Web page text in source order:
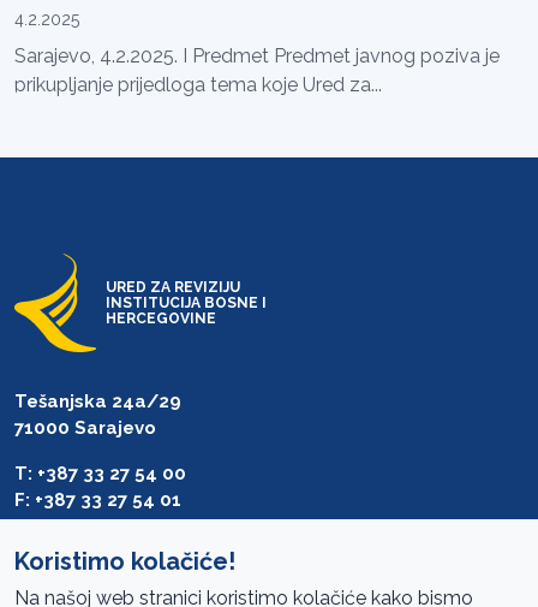
4.2.2025
Sarajevo, 4.2.2025. I Predmet Predmet javnog poziva je
prikupljanje prijedloga tema koje Ured za...
URED ZA REVIZIJU
INSTITUCIJA BOSNE I
HERCEGOVINE
Tešanjska 24a/29
71000 Sarajevo
T: +387 33 27 54 00
F: +387 33 27 54 01
Koristimo kolačiće!
Na našoj web stranici koristimo kolačiće kako bismo